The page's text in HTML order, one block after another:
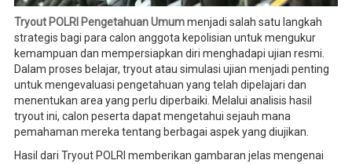
Tryout POLRI Pengetahuan Umummenjadi salah satu langkah
strategis bagi para calon anggota kepolisian untuk mengukur
kemampuan dan mempersiapkan diri menghadapi ujian resmi.
Dalam proses belajar, tryout atau simulasi ujian menjadi penting
untuk mengevaluasi pengetahuan yang telah dipelajari dan
menentukan area yang perlu diperbaiki. Melalui analisis hasil
tryout ini, calon peserta dapat mengetahui sejauh mana
pemahaman mereka tentang berbagai aspek yang diujikan.
Hasil dari Tryout POLRI memberikan gambaran jelas mengenai